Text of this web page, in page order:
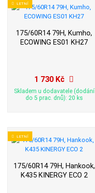
LETNÍ
175/60R14 79H, Kumho,
ECOWING ES01 KH27
1 730 Kč
Skladem u dodavatele (dodání
do 5 prac. dnů): 20 ks
LETNÍ
175/60R14 79H, Hankook,
K435 KINERGY ECO 2